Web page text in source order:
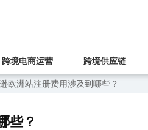
跨境电商运营 跨境供应链
欧洲站注册费用涉及到哪些？
些？